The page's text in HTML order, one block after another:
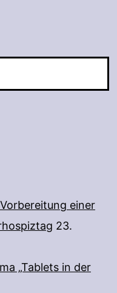
einer
23.
„Tablets in der